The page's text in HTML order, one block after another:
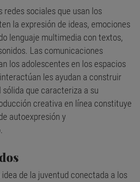
redes sociales que usan los
la expresión de ideas, emociones
lenguaje multimedia con textos,
Las comunicaciones
los adolescentes en los espacios
les ayudan a construir
que caracteriza a su
creativa en línea constituye
autoexpresión y
de la juventud conectada a los